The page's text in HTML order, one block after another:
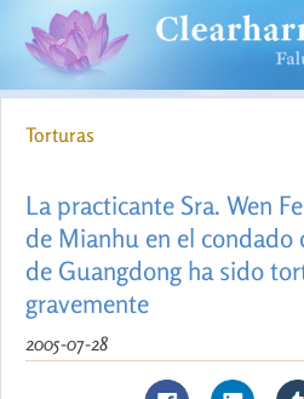
Torturas
La practicante Sra. Wen
de Mianhu en el condado
de Guangdong ha sido
gravemente
2005-07-28